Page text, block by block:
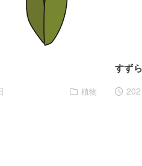
植物
すず